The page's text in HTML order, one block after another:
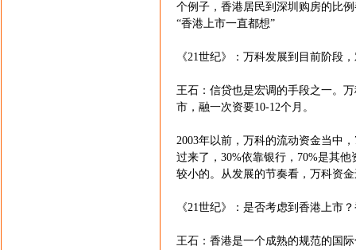
个例子，香港居民到深圳购房的比
“香港上市一直都想”
《21世纪》：万科发展到目前阶段
王石：信贷也是宏调的手段之一。
市，融一次资要10-12个月。
2003年以前，万科的流动资金当中
过来了，30%依靠银行，70%是其
较小的。从发展的节奏看，万科资
《21世纪》：是否考虑到香港上市
王石：香港是一个成熟的规范的国